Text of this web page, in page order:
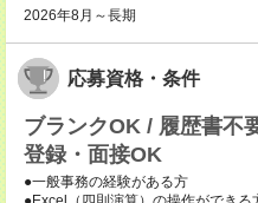
2026年8月～長期
応募資格・条件
ブランクOK / 履歴書不
登録・面接OK
●一般事務の経験がある方